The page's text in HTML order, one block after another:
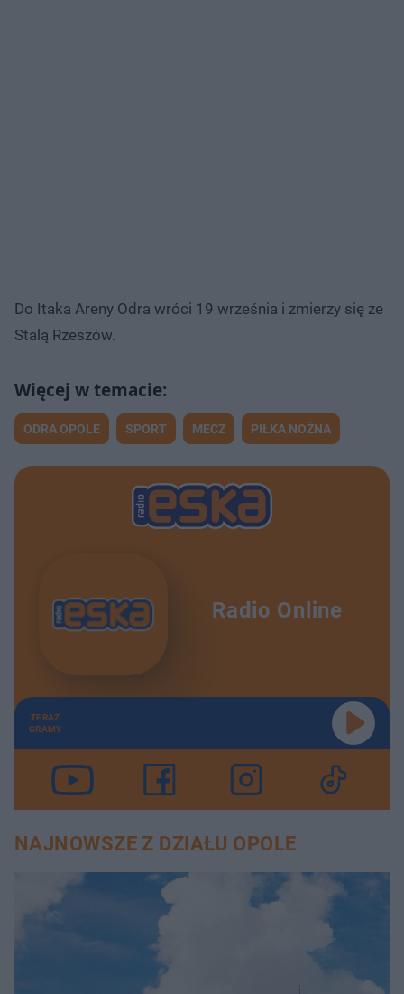
Do Itaka Areny Odra wróci 19 września i zmierzy się ze
Stalą Rzeszów.
ODRA OPOLE SPORT MECZ PIŁKA NOŻNA
Radio Online
TERAZ
GRAMY
NAJNOWSZE Z DZIAŁU OPOLE